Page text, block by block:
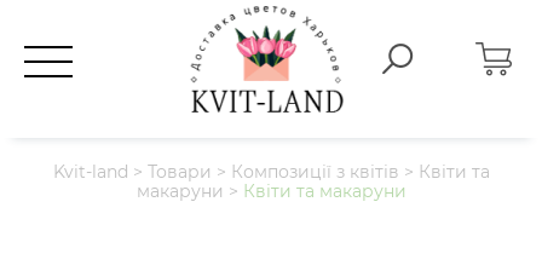
Kvit-land > Товари > Композиції з квітів > Квіти та
макаруни > Квіти та макаруни